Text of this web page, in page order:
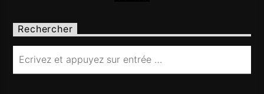
Rechercher